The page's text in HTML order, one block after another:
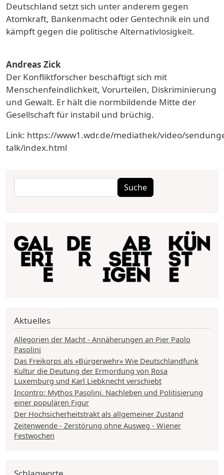
Deutschland setzt sich unter anderem gegen
Atomkraft, Bankenmacht oder Gentechnik ein und
kämpft gegen die politische Alternativlosigkeit.
Andreas Zick
Der Konfliktforscher beschäftigt sich mit
Menschenfeindlichkeit, Vorurteilen, Diskriminierung
und Gewalt. Er hält die normbildende Mitte der
Gesellschaft für instabil und brüchig.
Link: https://www1.wdr.de/mediathek/video/
talk/index.html
Suche Suche
Aktuelles
Allegorien der Macht - Annäherungen an Pier Paolo
Pasolini
Das Freikorps als »Bürgerwehr« Wie Deutschlandfunk
Kultur die Deutung der Ermordung von Rosa
Luxemburg und Karl Liebknecht verschiebt
Incontro: Mythos Pasolini. Nachleben und Politisierung
einer populären Figur
Der Hochsicherheitstrakt als allgemeiner Zustand
Zeitenwende - Zerstörung ohne Ausweg - Wiener
Festwochen